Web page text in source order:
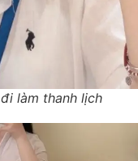
làm thanh lịch